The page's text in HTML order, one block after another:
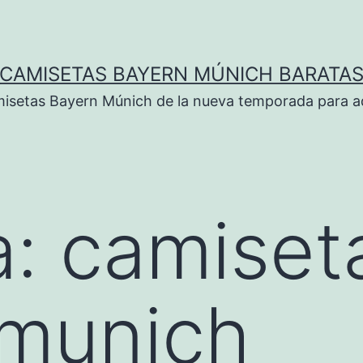
CAMISETAS BAYERN MÚNICH BARATAS
Bayern Múnich de la nueva temporada para